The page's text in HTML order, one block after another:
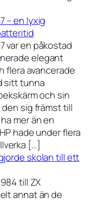
– en lyxig
var en påkostad
elegant
flera avancerade
sitt tunna
och sin
sig främst till
mer än en
hade under flera
[…]
skolan till ett
till ZX
annat än de